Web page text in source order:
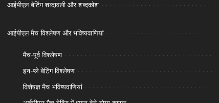
आईपीएल बेटिंग शब्दावली और शब्दकोश
आईपीएल मैच विश्लेषण और भविष्यवाणियां
मैच-पूर्व विश्लेषण
इन-प्ले बेटिंग विश्लेषण
विशेषज्ञ मैच भविष्यवाणियां